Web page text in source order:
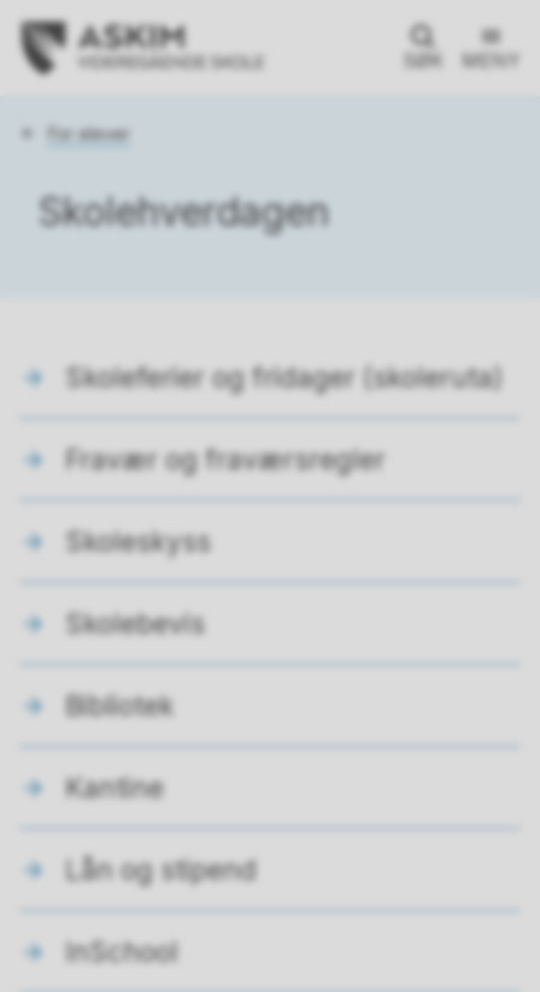
SØK MENY
Du
For elever
Skolehverdagen
Skoleferier og fridager (skoleruta)
Fravær og fraværsregler
Skoleskyss
Skolebevis
Bibliotek
Kantine
Lån og stipend
InSchool